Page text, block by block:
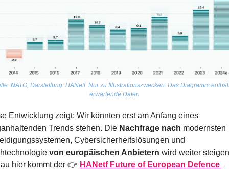
NATO, Darstellung: HANetf. Nur zu Illustrationszwecken. Das Diagramm
erwartende Daten
Entwicklung zeigt: Wir könnten erst am Anfang eines
Trends stehen. Die Nachfrage nach modernsten
Cybersicherheitslösungen und
von europäischen Anbietern wird weiter
hier kommt der 👉 HANetf Future of European Defence